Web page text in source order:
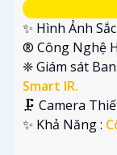
✨ Hình Ảnh
®️ Công Nghệ
❈ Giám sát
Smart IR.
🗜️ Camera
️✨ Khả Năng :